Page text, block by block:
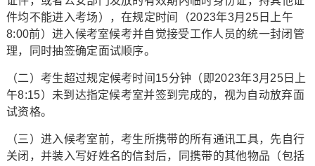
件均不能进入考场），在规定时间（2023年3月25日上午
8:00前）进入候考室候考并自觉接受工作人员的统一封闭管
理，同时抽签确定面试顺序。
（二）考生超过规定候考时间15分钟（即2023年3月25日上
午8:15）未到达指定候考室并签到完成的，视为自动放弃面
试资格。
（三）进入候考室前，考生所携带的所有通讯工具，先自行
关闭，并装入写好姓名的信封后，同携带的其他物品（包括